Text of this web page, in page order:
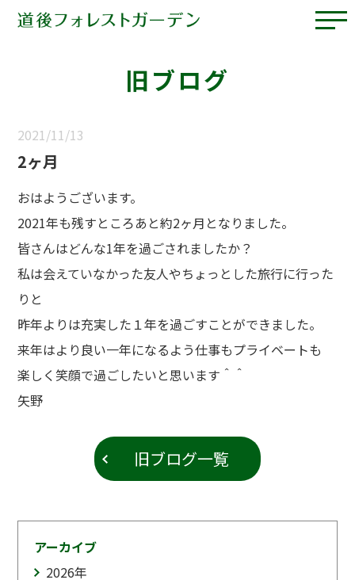
旧ブログ
2021/11/13
2ヶ月
おはようございます。
2021年も残すところあと約2ヶ月となりました。
皆さんはどんな1年を過ごされましたか？
私は会えていなかった友人やちょっとした旅行に行った
りと
昨年よりは充実した１年を過ごすことができました。
来年はより良い一年になるよう仕事もプライベートも
楽しく笑顔で過ごしたいと思います＾＾
矢野
旧ブログ一覧
アーカイブ
2026年